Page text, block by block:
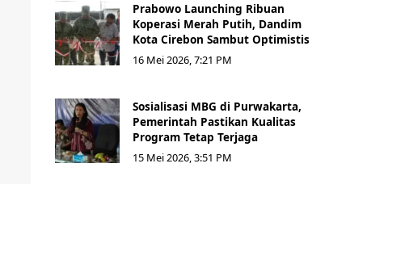
Prabowo Launching Ribuan
Koperasi Merah Putih, Dandim
Kota Cirebon Sambut Optimistis
16 Mei 2026, 7:21 PM
Sosialisasi MBG di Purwakarta,
Pemerintah Pastikan Kualitas
Program Tetap Terjaga
15 Mei 2026, 3:51 PM